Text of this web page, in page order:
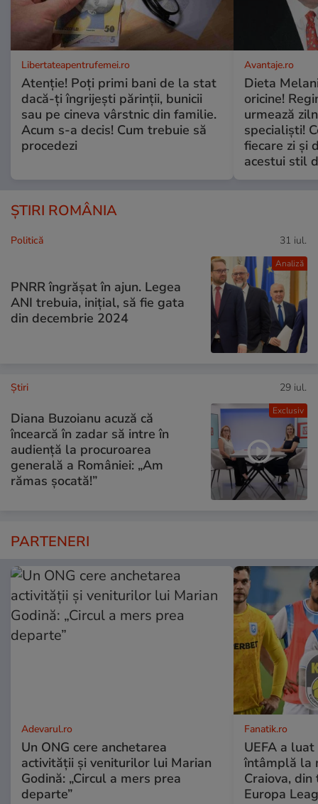
Libertateapentrufemei.ro
Atenție! Poți primi bani de la stat
dacă-ți îngrijești părinții, bunicii
sau pe cineva vârstnic din familie.
Acum s-a decis! Cum trebuie să
procedezi
Avantaje.ro
Dieta
oricine!
urmează
specialiști!
fiecare zi și
acestui stil
ȘTIRI ROMÂNIA
Analiză
Politică 31 iul.
PNRR îngrășat în ajun. Legea
ANI trebuia, inițial, să fie gata
din decembrie 2024
Exclusiv
Ştiri 29 iul.
Diana Buzoianu acuză că
încearcă în zadar să intre în
audiență la procuroarea
generală a României: „Am
rămas șocată!”
PARTENERI
Adevarul.ro
Un ONG cere anchetarea
activității și veniturilor lui Marian
Godină: „Circul a mers prea
departe”
Fanatik.ro
UEFA a luat
întâmplă la
Craiova,
Europa